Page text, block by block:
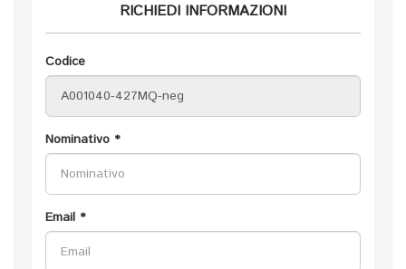
RICHIEDI INFORMAZIONI
Codice
Nominativo *
Email *